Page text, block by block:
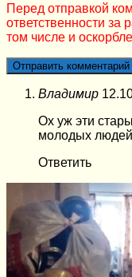
Перед отправкой
ответственности за
том числе и
Владимир
Ох уж эти
молодых людей
Ответить